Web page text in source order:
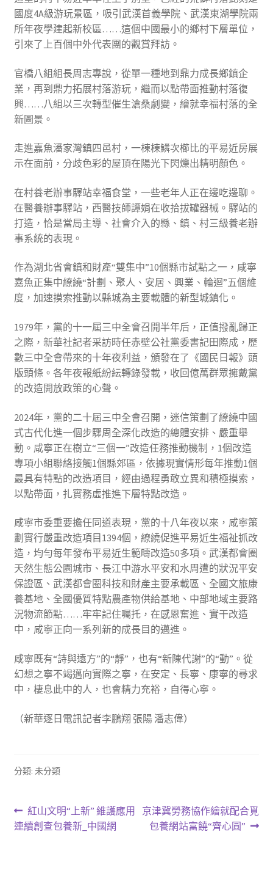
國度4A級游玩景區，吸引武漢首義學院、武漢東湖學院兩
所年夜學建起新校區……這個中國最小的鄉村下層單位，
引來了上百個中外代表團的觀賞拜訪。
官橋八組組長周志專說，從單一種地到鼎力成長鄉鎮企
業，再到鼎力拓展村落游玩，繼而以點帶面推動村落復
興……八組以三次轉型催生滄桑劇變，繪就幸福村落的全
新圖景。
走進嘉魚潘家灣鎮四邑村，一棟棟鱗次櫛比的平易近房展
示在面前，分歧色彩的屋頂在陽光下閃爍出精明顏色。
在村養老辦事驛站幸福食堂，一些老年人正在邊吃邊聊。
在醫養辦事驛站，西醫技師譚娟在收拾拔罐器械。驛站的
打造，恰是當局主導、社會介入的縣、鎮、村三級養老辦
事系統的表現。
作為湖北省會鎮和財產“雙集中”10個縣市試點之一，咸寧
嘉魚正集中繚繞“計劃、聚人、安居、興業、輪迴”五個維
度，加速摸索推動以縣城為主要載體的新型城鎮化。
1979年，黨的十一屆三中全會召開半年后，正值撥亂歸正
之際，新華社記者采訪時任赤壁公社黨委書記田際成，歷
數三中全會帶來的十年夜利益，頒發在了《國民日報》頭
版頭條。各年夜報紙紛紜轉錄發載，收回億萬群眾擁戴黨
的改造開放政策的心聲。
2024年，黨的二十屆三中全會召開，迷信策劃了繚繞中國
式古代化進一個步驟周全深化改造的總體安排、嚴重舉
動。咸寧正在樹立“三個一”改造任務推動機制，1個改造
專項小組聯絡接觸1個縣郊區，依據現實情形每年推動1個
最具有特點的改造項目，經由過程勇敢立異和積極摸索，
以點帶面，扎實務虛推進下層特點改造。
咸寧市委重要擔任同道表現，黨的十八年夜以來，咸寧策
劃實行嚴重改造項目1394個，繚繞促進平易近生福祉抓改
造，均勻每年發布平易近生範疇改造50多項。武漢都會圈
天然生態公園城市、長江中游水平安和水周遭的狀況平安
保證區、武漢都會圈科技和財產主要承載區、全國文旅康
養基地、全國優質特點農產物供給基地、中部地域主要路
況物流節點……牢牢記住囑托，在感恩奮進、實干改造
中，咸寧正向一系列新的成長目的邁進。
咸寧既有“詩與遠方”的“靜”，也有“新陳代謝”的“動”。從
幻想之寧不竭邁向實際之寧，在安定、長寧、康寧的尋求
中，棲息此中的人，也會精力充裕，自得心寧。
（新華逐日電訊記者李鵬翔 張陽 潘志偉）
分類: 未分類
文
章
上
一
紅山文明“上新” 維護應用
連續創查包養新_中國網
下
一
京津冀勞務協作繪就配合覓
包養網站富饒“齊心圓”